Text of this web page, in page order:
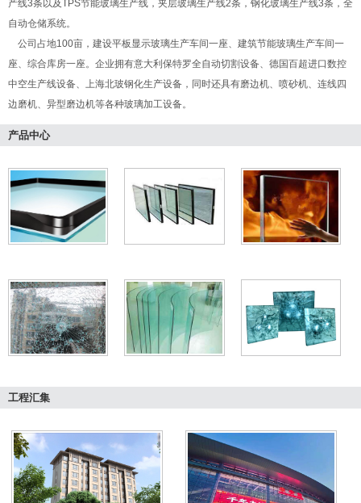
产线3条以及TPS节能玻璃生产线，夹层玻璃生产线2条，钢化玻璃生产线3条，全
自动仓储系统。
公司占地100亩，建设平板显示玻璃生产车间一座、建筑节能玻璃生产车间一
座、综合库房一座。企业拥有意大利保特罗全自动切割设备、德国百超进口数控
中空生产线设备、上海北玻钢化生产设备，同时还具有磨边机、喷砂机、连线四
边磨机、异型磨边机等各种玻璃加工设备。
产品中心
工程汇集